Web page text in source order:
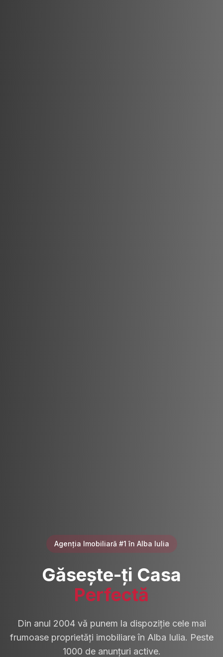
Agenția Imobiliară #1 în Alba Iulia
Găsește-ți Casa
Perfectă
Din anul 2004 vă punem la dispoziție cele mai
frumoase proprietăți imobiliare în Alba Iulia. Peste
1000 de anunțuri active.